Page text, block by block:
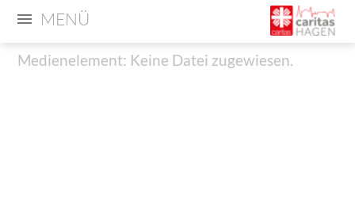
MENÜ
Medienelement: Keine Datei zugewiesen.
Medienelement:
Medienelement: Keine Datei zugewiesen.